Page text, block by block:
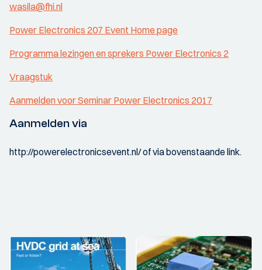
wasila@fhi.nl
Power Electronics 207 Event Home page
Programma lezingen en sprekers Power Electronics 2
Vraagstuk
Aanmelden voor Seminar Power Electronics 2017
Aanmelden via
http://powerelectronicsevent.nl/ of via bovenstaande link.